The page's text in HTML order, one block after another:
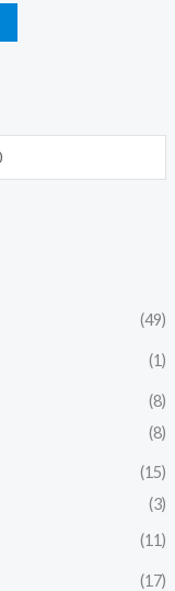
(49)
(1)
(8)
(8)
(15)
(3)
(11)
(17)